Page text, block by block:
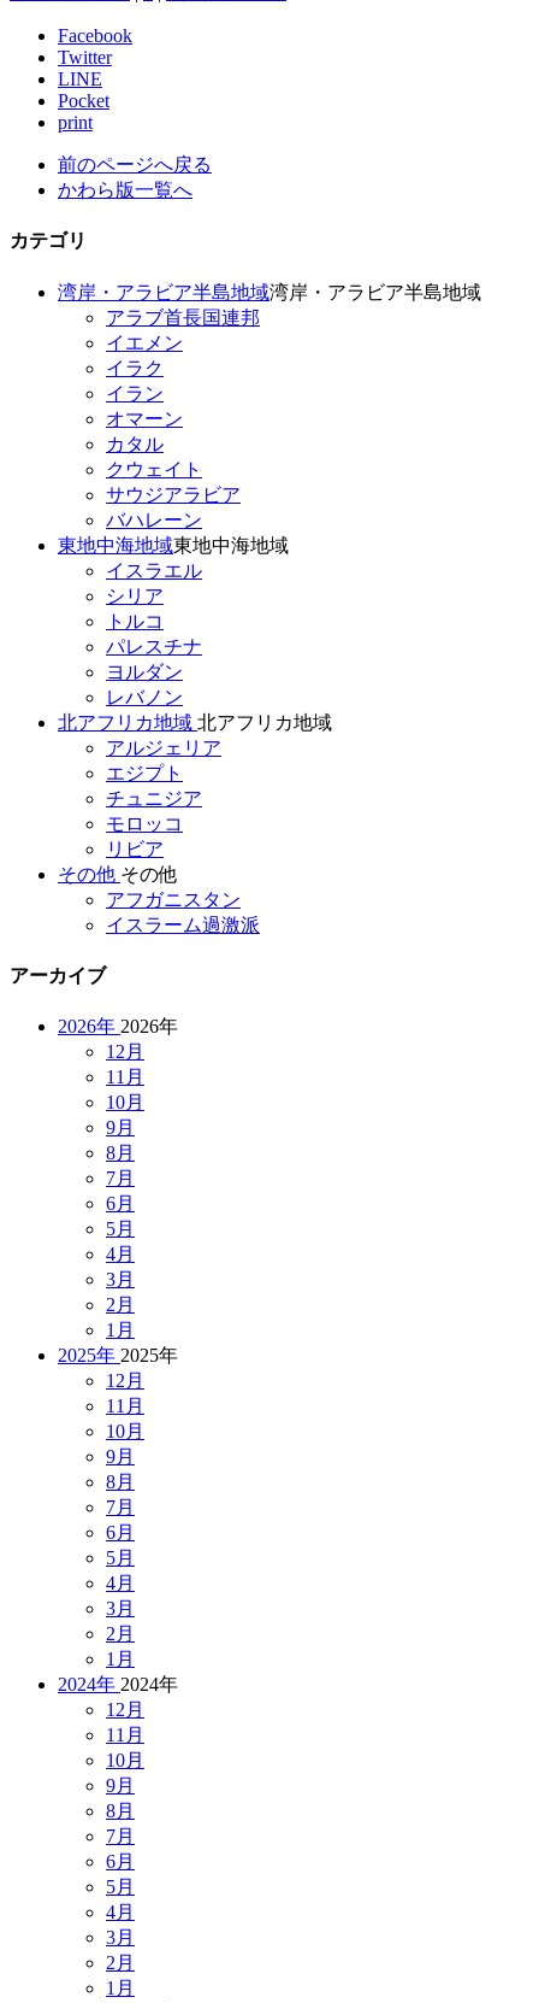
Facebook
Twitter
LINE
Pocket
print
前のページへ戻る
かわら版一覧へ
カテゴリ
湾岸・アラビア半島地域湾岸・アラビア半島地域
アラブ首長国連邦
イエメン
イラク
イラン
オマーン
カタル
クウェイト
サウジアラビア
バハレーン
東地中海地域東地中海地域
イスラエル
シリア
トルコ
パレスチナ
ヨルダン
レバノン
北アフリカ地域 北アフリカ地域
アルジェリア
エジプト
チュニジア
モロッコ
リビア
その他 その他
アフガニスタン
イスラーム過激派
アーカイブ
2026年 2026年
12月
11月
10月
9月
8月
7月
6月
5月
4月
3月
2月
1月
2025年 2025年
12月
11月
10月
9月
8月
7月
6月
5月
4月
3月
2月
1月
2024年 2024年
12月
11月
10月
9月
8月
7月
6月
5月
4月
3月
2月
1月